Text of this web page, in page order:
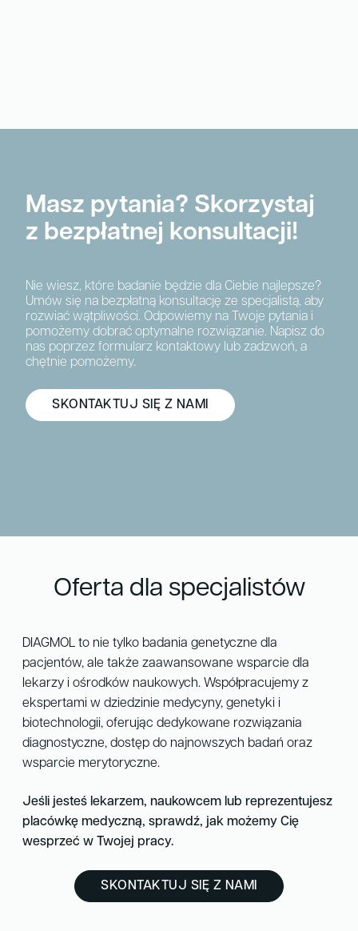
Masz pytania? Skorzystaj
z bezpłatnej konsultacji!
Nie wiesz, które badanie będzie dla Ciebie najlepsze?
Umów się na bezpłatną konsultację ze specjalistą, aby
rozwiać wątpliwości. Odpowiemy na Twoje pytania i
pomożemy dobrać optymalne rozwiązanie. Napisz do
nas poprzez formularz kontaktowy lub zadzwoń, a
chętnie pomożemy.
SKONTAKTUJ SIĘ Z NAMI
Oferta dla specjalistów
DIAGMOL to nie tylko badania genetyczne dla
pacjentów, ale także zaawansowane wsparcie dla
lekarzy i ośrodków naukowych. Współpracujemy z
ekspertami w dziedzinie medycyny, genetyki i
biotechnologii, oferując dedykowane rozwiązania
diagnostyczne, dostęp do najnowszych badań oraz
wsparcie merytoryczne.
Jeśli jesteś lekarzem, naukowcem lub reprezentujesz
placówkę medyczną, sprawdź, jak możemy Cię
wesprzeć w Twojej pracy.
SKONTAKTUJ SIĘ Z NAMI